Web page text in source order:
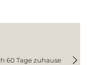
60 Tage zuhause